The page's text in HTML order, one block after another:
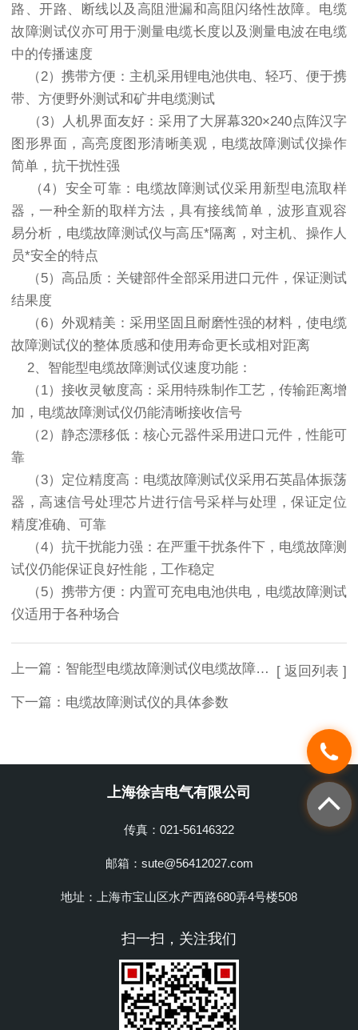
路、开路、断线以及高阻泄漏和高阻闪络性故障。电缆
故障测试仪亦可用于测量电缆长度以及测量电波在电缆
中的传播速度
（2）携带方便：主机采用锂电池供电、轻巧、便于携
带、方便野外测试和矿井电缆测试
（3）人机界面友好：采用了大屏幕320×240点阵汉字
图形界面，高亮度图形清晰美观，电缆故障测试仪操作
简单，抗干扰性强
（4）安全可靠：电缆故障测试仪采用新型电流取样
器，一种全新的取样方法，具有接线简单，波形直观容
易分析，电缆故障测试仪与高压*隔离，对主机、操作人
员*安全的特点
（5）高品质：关键部件全部采用进口元件，保证测试
结果度
（6）外观精美：采用坚固且耐磨性强的材料，使电缆
故障测试仪的整体质感和使用寿命更长或相对距离
2、智能型电缆故障测试仪速度功能：
（1）接收灵敏度高：采用特殊制作工艺，传输距离增
加，电缆故障测试仪仍能清晰接收信号
（2）静态漂移低：核心元器件采用进口元件，性能可
靠
（3）定位精度高：电缆故障测试仪采用石英晶体振荡
器，高速信号处理芯片进行信号采样与处理，保证定位
精度准确、可靠
（4）抗干扰能力强：在严重干扰条件下，电缆故障测
试仪仍能保证良好性能，工作稳定
（5）携带方便：内置可充电电池供电，电缆故障测试
仪适用于各种场合
上一篇： 智能型电缆故障测试仪电缆故障定点方法
下一篇： 电缆故障测试仪的具体参数
[ 返回列表 ]
上海徐吉电气有限公司
传真：021-56146322
邮箱：sute@56412027.com
地址：上海市宝山区水产西路680弄4号楼508
扫一扫，关注我们